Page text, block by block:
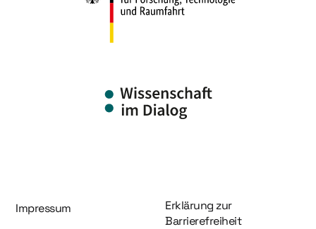
Information und Service
Impressum
Erklärung zur
Barrierefreiheit